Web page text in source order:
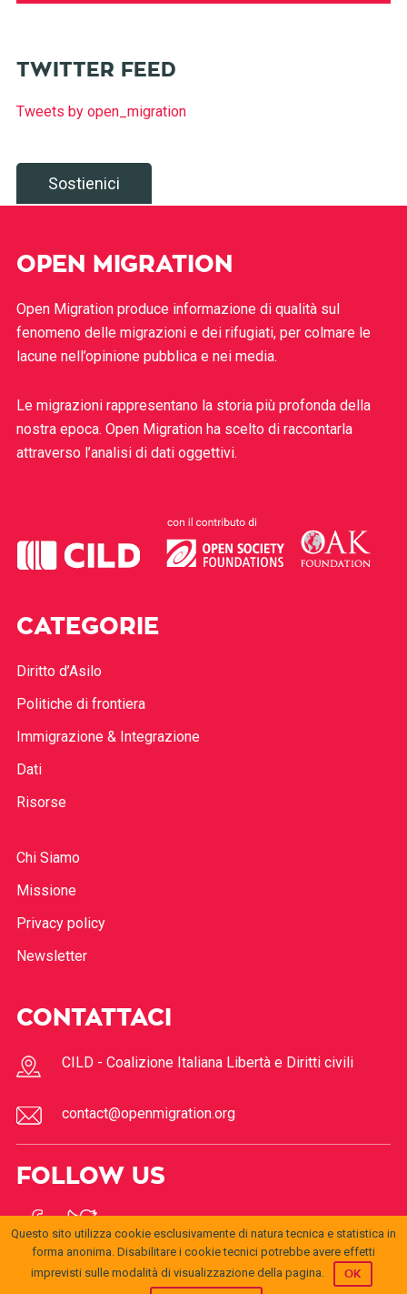
TWITTER FEED
Tweets by open_migration
Sostienici
OPEN MIGRATION
Open Migration produce informazione di qualità sul
fenomeno delle migrazioni e dei rifugiati, per colmare le
lacune nell’opinione pubblica e nei media.
Le migrazioni rappresentano la storia più profonda della
nostra epoca. Open Migration ha scelto di raccontarla
attraverso l’analisi di dati oggettivi.
CATEGORIE
Diritto d’Asilo
Politiche di frontiera
Immigrazione & Integrazione
Dati
Risorse
Chi Siamo
Missione
Privacy policy
Newsletter
CONTATTACI
CILD - Coalizione Italiana Libertà e Diritti civili
contact@openmigration.org
FOLLOW US
Questo sito utilizza cookie esclusivamente di natura tecnica e statistica in
forma anonima. Disabilitare i cookie tecnici potrebbe avere effetti
imprevisti sulle modalità di visualizzazione della pagina.
OK